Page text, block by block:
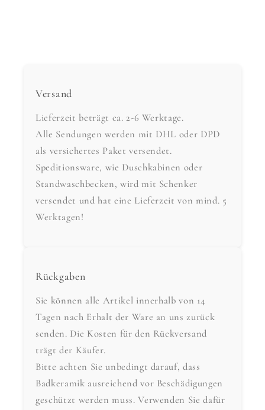
Versand
Lieferzeit beträgt ca. 2-6 Werktage.
Alle Sendungen werden mit DHL oder DPD
als versichertes Paket versendet.
Speditionsware, wie Duschkabinen oder
Standwaschbecken, wird mit Schenker
versendet und hat eine Lieferzeit von mind. 5
Werktagen!
Rückgaben
Sie können alle Artikel innerhalb von 14
Tagen nach Erhalt der Ware an uns zurück
senden. Die Kosten für den Rückversand
trägt der Käufer.
Bitte achten Sie unbedingt darauf, dass
Badkeramik ausreichend vor Beschädigungen
geschützt werden muss. Verwenden Sie dafür